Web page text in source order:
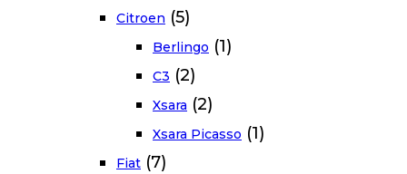
Citroen (5)
Berlingo (1)
C3 (2)
Xsara (2)
Xsara Picasso (1)
Fiat (7)